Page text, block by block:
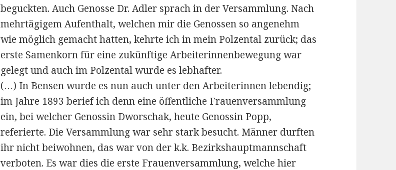
beguckten. Auch Genosse Dr. Adler sprach in der Versammlung. Nach
mehrtägigem Aufenthalt, welchen mir die Genossen so angenehm
wie möglich gemacht hatten, kehrte ich in mein Polzental zurück; das
erste Samenkorn für eine zukünftige Arbeiterinnenbewegung war
gelegt und auch im Polzental wurde es lebhafter.
(…) In Bensen wurde es nun auch unter den Arbeiterinnen lebendig;
im Jahre 1893 berief ich denn eine öffentliche Frauenversammlung
ein, bei welcher Genossin Dworschak, heute Genossin Popp,
referierte. Die Versammlung war sehr stark besucht. Männer durften
ihr nicht beiwohnen, das war von der k.k. Bezirkshauptmannschaft
verboten. Es war dies die erste Frauenversammlung, welche hier